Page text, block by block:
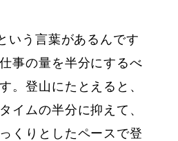
いう言葉があるんです
事の量を半分にするべ
。登山にたとえると、
イムの半分に抑えて、
くりとしたペースで登